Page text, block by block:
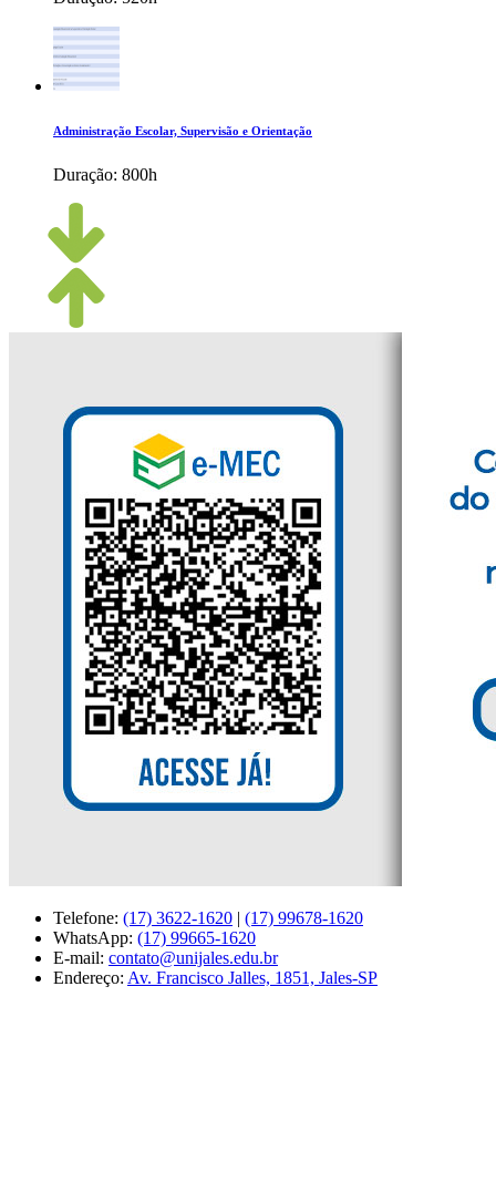
Administração Escolar, Supervisão e Orientação
Duração: 800h
Telefone: (17) 3622-1620 | (17) 99678-1620
WhatsApp: (17) 99665-1620
E-mail: contato@unijales.edu.br
Endereço: Av. Francisco Jalles, 1851, Jales-SP